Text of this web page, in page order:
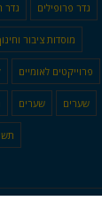
גדר פרופילים גדר
מוסדות ציבור
פרוייקטים לאומיים
שערים שערים